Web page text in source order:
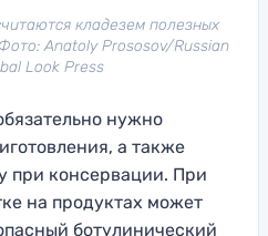
кладезем полезных
Anatoly Prososov/Russian
Look Press
нужно
а также
при консервации. При
на продуктах может
ботулинический